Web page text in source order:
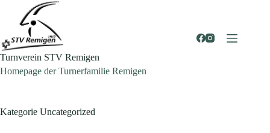
springen
Turnverein STV Remigen
Homepage der Turnerfamilie Remigen
Kategorie Uncategorized